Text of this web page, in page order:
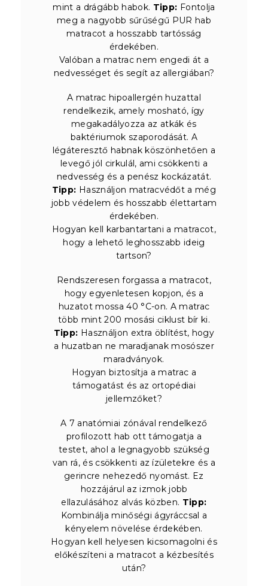
mint a drágább habok. Tipp: Fontolja
meg a nagyobb sűrűségű PUR hab
matracot a hosszabb tartósság
érdekében.
Valóban a matrac nem engedi át a
nedvességet és segít az allergiában?
A matrac hipoallergén huzattal
rendelkezik, amely mosható, így
megakadályozza az atkák és
baktériumok szaporodását. A
légáteresztő habnak köszönhetően a
levegő jól cirkulál, ami csökkenti a
nedvesség és a penész kockázatát.
Tipp: Használjon matracvédőt a még
jobb védelem és hosszabb élettartam
érdekében.
Hogyan kell karbantartani a matracot,
hogy a lehető leghosszabb ideig
tartson?
Rendszeresen forgassa a matracot,
hogy egyenletesen kopjon, és a
huzatot mossa 40 °C-on. A matrac
több mint 200 mosási ciklust bír ki.
Tipp: Használjon extra öblítést, hogy
a huzatban ne maradjanak mosószer
maradványok.
Hogyan biztosítja a matrac a
támogatást és az ortopédiai
jellemzőket?
A 7 anatómiai zónával rendelkező
profilozott hab ott támogatja a
testet, ahol a legnagyobb szükség
van rá, és csökkenti az ízületekre és a
gerincre nehezedő nyomást. Ez
hozzájárul az izmok jobb
ellazulásához alvás közben. Tipp:
Kombinálja minőségi ágyráccsal a
kényelem növelése érdekében.
Hogyan kell helyesen kicsomagolni és
előkészíteni a matracot a kézbesítés
után?